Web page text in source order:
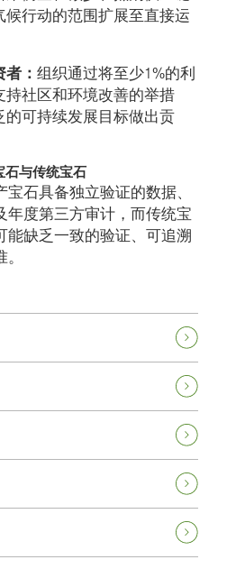
候行动的范围扩展至直接运
： 组织通过将至少1%的利
持社区和环境改善的举措
的可持续发展目标做出贡
石与传统宝石
石具备独立验证的数据、
年度第三方审计，而传统宝
能缺乏一致的验证、可追溯